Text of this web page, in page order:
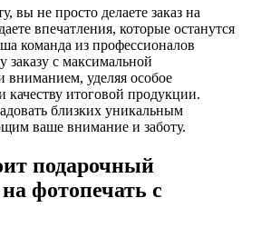
вы не просто делаете заказ на
впечатления, которые останутся
команда из профессионалов
заказу с максимальной
вниманием, уделяя особое
качеству итоговой продукции.
близких уникальным
ваше внимание и заботу.
подарочный
фотопечать с